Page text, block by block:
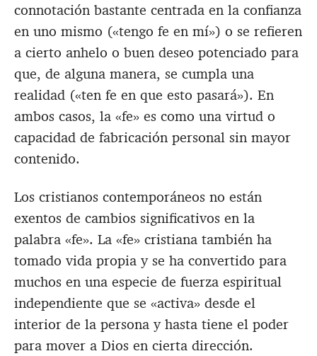
connotación bastante centrada en la confianza
en uno mismo («tengo fe en mí») o se refieren
a cierto anhelo o buen deseo potenciado para
que, de alguna manera, se cumpla una
realidad («ten fe en que esto pasará»). En
ambos casos, la «fe» es como una virtud o
capacidad de fabricación personal sin mayor
contenido.
Los cristianos contemporáneos no están
exentos de cambios significativos en la
palabra «fe». La «fe» cristiana también ha
tomado vida propia y se ha convertido para
muchos en una especie de fuerza espiritual
independiente que se «activa» desde el
interior de la persona y hasta tiene el poder
para mover a Dios en cierta dirección.